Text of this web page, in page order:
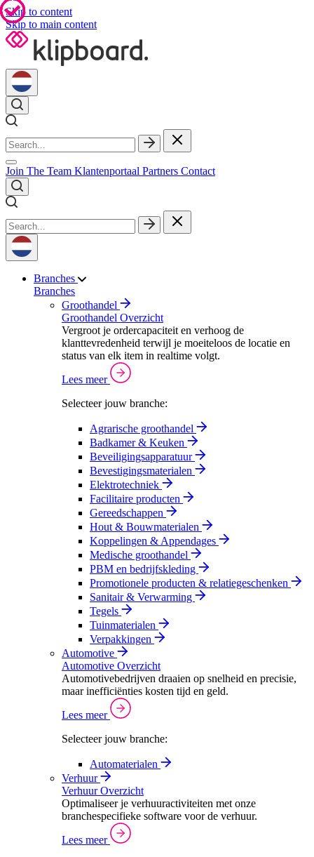
Skip to content
Skip to main content
Join The Team Klantenportaal Partners Contact
Branches
Branches
Groothandel
Groothandel Overzicht
Vergroot je ordercapaciteit en verhoog de
klanttevredenheid terwijl je moeiteloos de locatie en
status van elk item in realtime volgt.
Lees meer
Selecteer jouw branche:
Agrarische groothandel
Badkamer & Keuken
Beveiligingsapparatuur
Bevestigingsmaterialen
Elektrotechniek
Facilitaire producten
Gereedschappen
Hout & Bouwmaterialen
Koppelingen & Appendages
Medische groothandel
PBM en bedrijfskleding
Promotionele producten & relatiegeschenken
Sanitair & Verwarming
Tegels
Tuinmaterialen
Verpakkingen
Automotive
Automotive Overzicht
Automotivebedrijven draaien op snelheid en precisie,
maar inefficiënties kosten tijd en geld.
Lees meer
Selecteer jouw branche:
Automaterialen
Verhuur
Verhuur Overzicht
Optimaliseer je verhuuractiviteiten met onze
branchespecifieke software voor de verhuur.
Lees meer